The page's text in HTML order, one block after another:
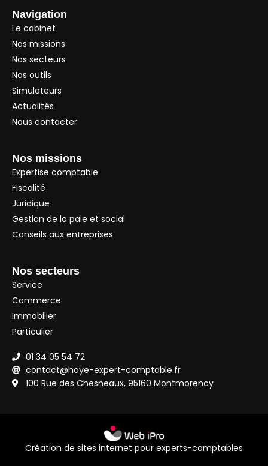
Navigation
Le cabinet
Nos missions
Nos secteurs
Nos outils
Simulateurs
Actualités
Nous contacter
Nos missions
Expertise comptable
Fiscalité
Juridique
Gestion de la paie et social
Conseils aux entreprises
Nos secteurs
Service
Commerce
Immobilier
Particulier
01 34 05 54 72
contact@haye-expert-comptable.fr
100 Rue des Chesneaux, 95160 Montmorency
Création de sites internet pour experts-comptables